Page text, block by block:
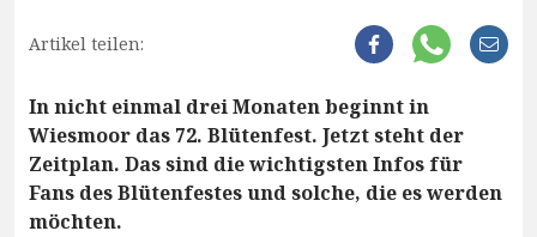
Artikel teilen:
In nicht einmal drei Monaten beginnt in
Wiesmoor das 72. Blütenfest. Jetzt steht der
Zeitplan. Das sind die wichtigsten Infos für
Fans des Blütenfestes und solche, die es werden
möchten.